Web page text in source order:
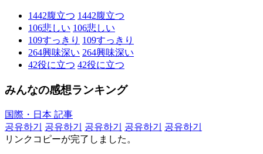
1442腹立つ 1442腹立つ
106悲しい 106悲しい
109すっきり 109すっきり
264興味深い 264興味深い
42役に立つ 42役に立つ
みんなの感想ランキング
国際・日本 記事
공유하기
공유하기 공유하기 공유하기
공유하기
リンクコピーが完了しました。